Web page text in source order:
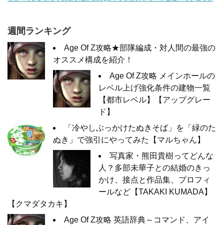
週間ランキング
Age Of Z攻略★部隊編成・対人間の最強の
オススメ構成を紹介！
Age Of Z攻略 メインホールの
レベル上げ強化条件の建物一覧
【都市レベル】【アップグレー
ド】
「冷やしぶっかけたぬきそば」を「緑のた
ぬき」で強引にやってみた【マルちゃん】
写真家・熊田貴樹ってどんな
人？多部未華子との結婚のきっ
かけ、接点と作品集、プロフィ
ールなど【TAKAKI KUMADA】
【クマダタカキ】
Age Of Z攻略 英語辞典～コマンド、アイ